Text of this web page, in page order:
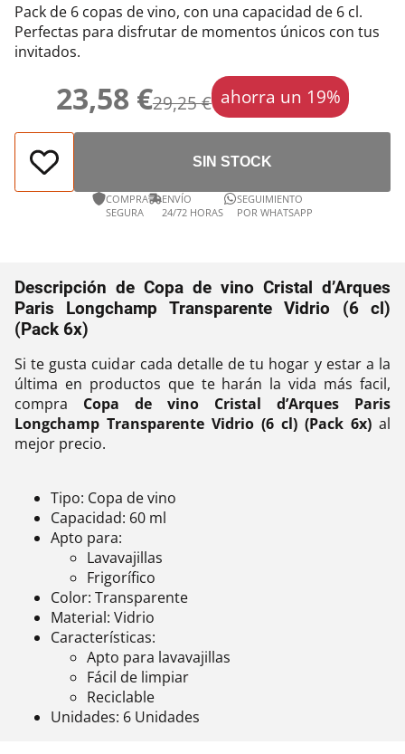
Pack de 6 copas de vino, con una capacidad de 6 cl.
Perfectas para disfrutar de momentos únicos con tus
invitados.
23,58 €29,25 € ahorra un 19%
SIN STOCK
COMPRA
SEGURA
ENVÍO
24/72 HORAS
SEGUIMIENTO
POR WHATSAPP
Descripción de Copa de vino Cristal d’Arques
Paris Longchamp Transparente Vidrio (6 cl)
(Pack 6x)
Si te gusta cuidar cada detalle de tu hogar y estar a la
última en productos que te harán la vida más facil,
compra Copa de vino Cristal d’Arques Paris
Longchamp Transparente Vidrio (6 cl) (Pack 6x) al
mejor precio.
Tipo: Copa de vino
Capacidad: 60 ml
Apto para:
Lavavajillas
Frigorífico
Color: Transparente
Material: Vidrio
Características:
Apto para lavavajillas
Fácil de limpiar
Reciclable
Unidades: 6 Unidades